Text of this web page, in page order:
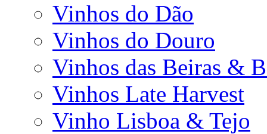
Vinhos do Dão
Vinhos do Douro
Vinhos das Beiras &
Vinhos Late Harvest
Vinho Lisboa & Tejo